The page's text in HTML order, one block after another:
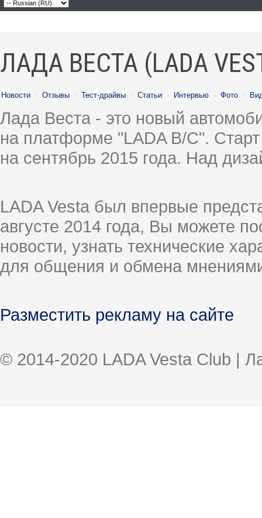
ЛАДА ВЕСТА (LADA
Новости · Отзывы · Тест-драйвы · Статьи · Интервью · Фото ·
Лада Веста - это новый
на платформе "LADA B/C".
на сентябрь 2015 года. Над
LADA Vesta был впервые
августе 2014 года, Вы можете
новости, узнать технические
для общения и обмена
Разместить рекламу на сайте
© 2014-2020 LADA Vesta Club |